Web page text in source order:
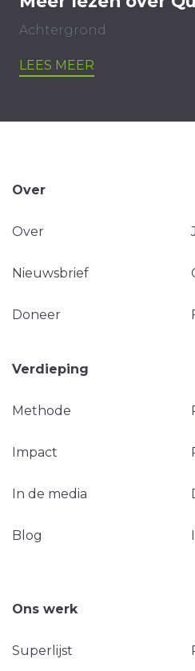
Achtergrond
LEES MEER
Over
Over
Nieuwsbrief
Doneer
Verdieping
Methode
Impact
In de media
Blog
Ons werk
Superlijst